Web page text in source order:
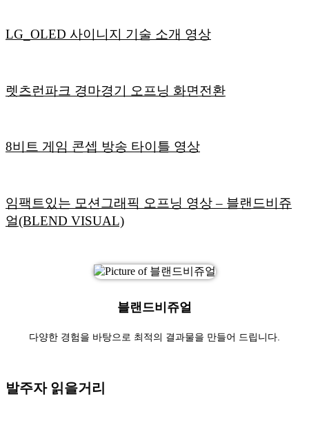
LG_OLED 사이니지 기술 소개 영상
렛츠런파크 경마경기 오프닝 화면전환
8비트 게임 콘셉 방송 타이틀 영상
임팩트있는 모션그래픽 오프닝 영상 – 블랜드비쥬
얼(BLEND VISUAL)
블랜드비쥬얼
다양한 경험을 바탕으로 최적의 결과물을 만들어 드립니다.
발주자 읽을거리